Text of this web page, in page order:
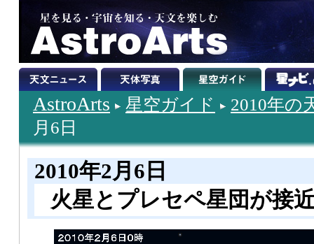
AstroArts 星空ガイド
2010年の
月6日
2010年2月6日
火星とプレセペ星団が接